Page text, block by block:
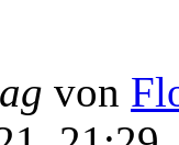
von